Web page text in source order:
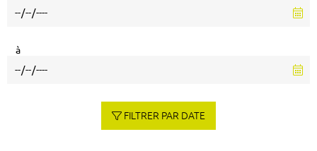
à
FILTRER PAR DATE